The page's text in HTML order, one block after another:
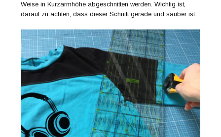
Weise in Kurzarmhöhe abgeschnitten werden. Wichtig ist,
darauf zu achten, dass dieser Schnitt gerade und sauber ist.